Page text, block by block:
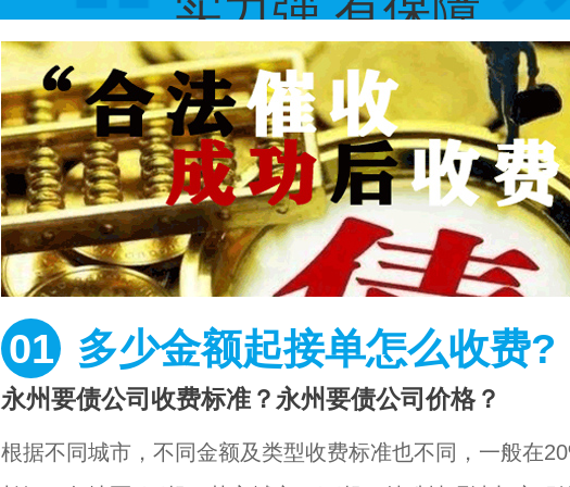
01 多少金额起接单怎么收费?
永州要债公司收费标准？永州要债公司价格？
根据不同城市，不同金额及类型收费标准也不同，一般在